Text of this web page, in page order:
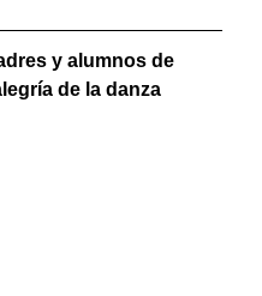
y alumnos de
de la danza